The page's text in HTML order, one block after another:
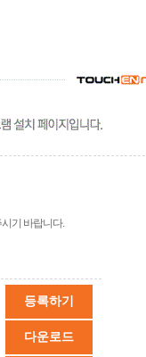
기 바랍니다.
등록하기
다운로드